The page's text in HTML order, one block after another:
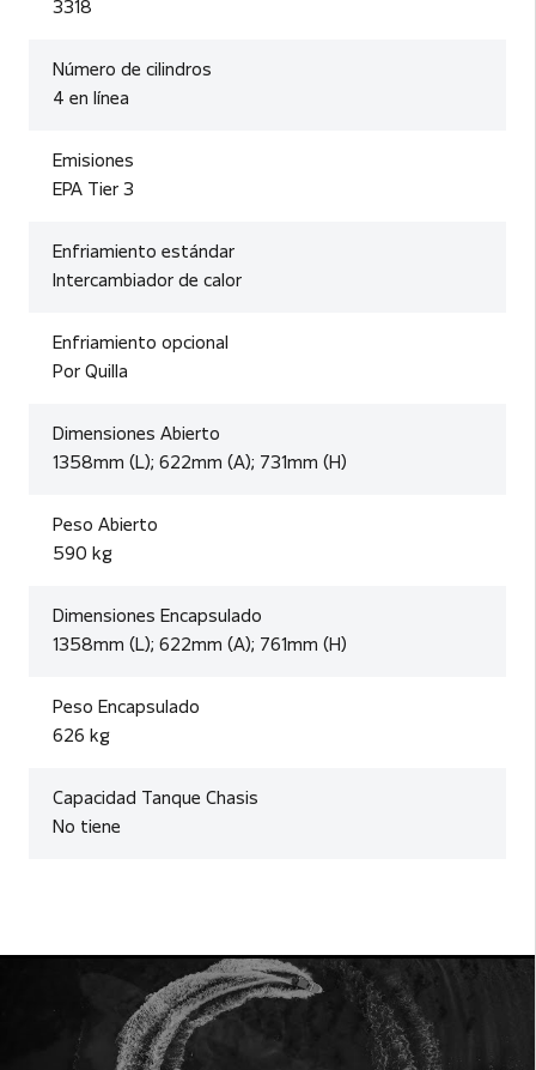
3318
Número de cilindros
4 en línea
Emisiones
EPA Tier 3
Enfriamiento estándar
Intercambiador de calor
Enfriamiento opcional
Por Quilla
Dimensiones Abierto
1358mm (L); 622mm (A); 731mm (H)
Peso Abierto
590 kg
Dimensiones Encapsulado
1358mm (L); 622mm (A); 761mm (H)
Peso Encapsulado
626 kg
Capacidad Tanque Chasis
No tiene